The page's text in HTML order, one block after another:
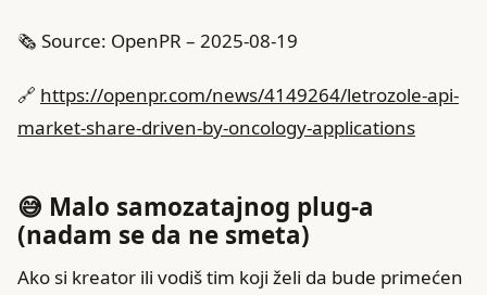
🗞️ Source: OpenPR – 2025-08-19
🔗 https://openpr.com/news/4149264/letrozole-api-
market-share-driven-by-oncology-applications
😅 Malo samozatajnog plug‑a
(nadam se da ne smeta)
Ako si kreator ili vodiš tim koji želi da bude primećen